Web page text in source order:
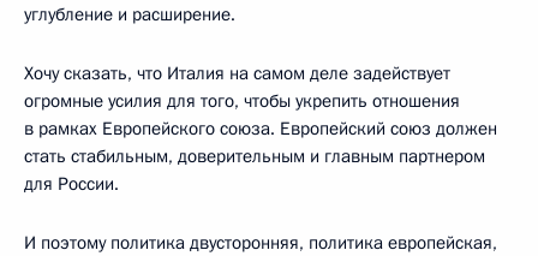
углубление и расширение.
Хочу сказать, что Италия на самом деле задействует
огромные усилия для того, чтобы укрепить отношения
в рамках Европейского союза. Европейский союз должен
стать стабильным, доверительным и главным партнером
для России.
И поэтому политика двусторонняя, политика европейская,